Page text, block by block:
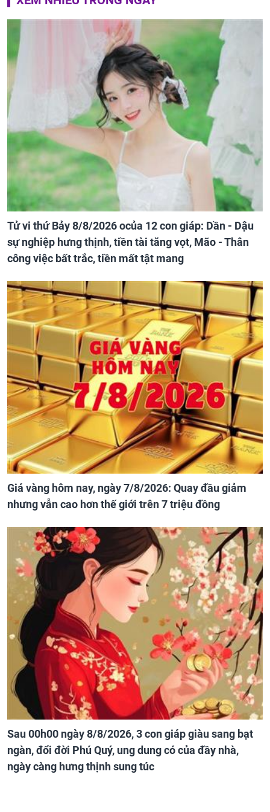
Tử vi thứ Bảy 8/8/2026 ocủa 12 con giáp: Dần - Dậu
sự nghiệp hưng thịnh, tiền tài tăng vọt, Mão - Thân
công việc bất trắc, tiền mất tật mang
Giá vàng hôm nay, ngày 7/8/2026: Quay đầu giảm
nhưng vẫn cao hơn thế giới trên 7 triệu đồng
Sau 00h00 ngày 8/8/2026, 3 con giáp giàu sang bạt
ngàn, đổi đời Phú Quý, ung dung có của đầy nhà,
ngày càng hưng thịnh sung túc